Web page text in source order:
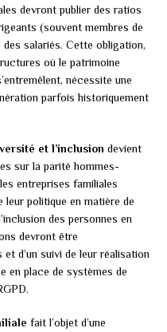
devront publier des ratios
(souvent membres de
salariés. Cette obligation,
où le patrimoine
nécessite une
parfois historiquement
et l’inclusion devient
sur la parité hommes-
entreprises familiales
politique en matière de
des personnes en
devront être
d’un suivi de leur réalisation
en place de systèmes de
fait l’objet d’une